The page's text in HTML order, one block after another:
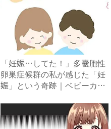
「妊娠…してた！」多嚢胞性
卵巣症候群の私が感じた「妊
娠」という奇跡｜ベビーカレ